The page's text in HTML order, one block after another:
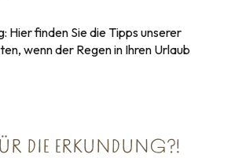
Hier finden Sie die Tipps unserer
wenn der Regen in Ihren Urlaub
DIE ERKUNDUNG?!